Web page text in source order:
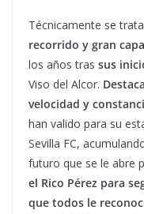
Técnicamente se
recorrido y gran
los años tras sus
Viso del Alcor.
velocidad y
han valido para su
Sevilla FC,
futuro que se le abre
el Rico Pérez para
que todos le